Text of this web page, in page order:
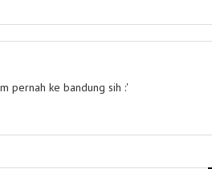
pernah ke bandung sih :'